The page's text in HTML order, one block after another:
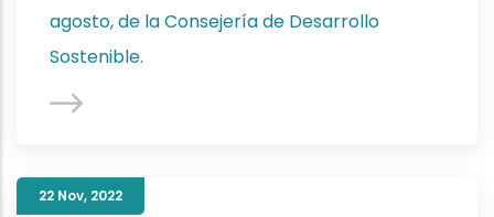
agosto, de la Consejería de Desarrollo
Sostenible.
22 Nov, 2022